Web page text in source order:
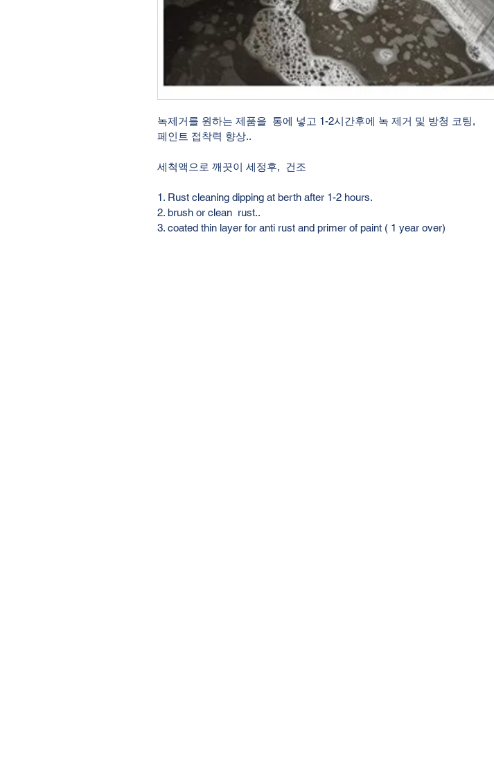
녹제거를 원하는 제품을  통에 넣고 1-2시간후에 녹 제거 및 방청 코팅,
페인트 접착력 향상..
세척액으로 깨끗이 세정후,  건조
1. Rust cleaning dipping at berth after 1-2 hours.
2. brush or clean  rust..
3. coated thin layer for anti rust and primer of paint ( 1 year over)